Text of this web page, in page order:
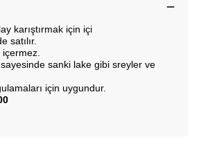
karıştırmak için içi
satılır.
sanki lake gibi sreyler ve
için uygundur.